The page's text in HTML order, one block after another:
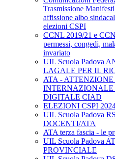
Trasmissione
affissione albo
elezioni CSPI
CCNL 2019/21 e
permessi, congedi,
invariato
UIL Scuola Padova
LAGALE PER IL
ATA -
DIGITALE CIAD
ELEZIONI CSPI
UIL Scuola Padova
DOCENTI/ATA
ATA terza fascia - le
UIL Scuola Padova
PROVINCIALE